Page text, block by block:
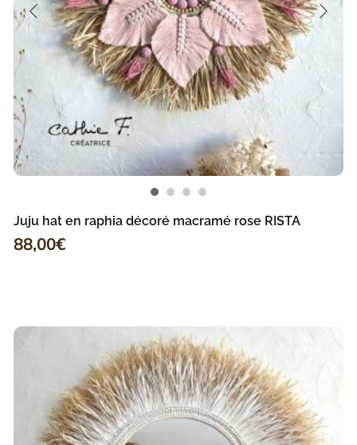
Juju hat en raphia décoré macramé rose RISTA
88,00€